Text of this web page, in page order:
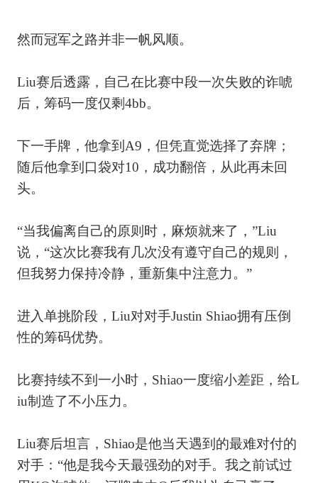
然而冠军之路并非一帆风顺。
Liu赛后透露，自己在比赛中段一次失败的诈唬
后，筹码一度仅剩4bb。
下一手牌，他拿到A9，但凭直觉选择了弃牌；
随后他拿到口袋对10，成功翻倍，从此再未回
头。
“当我偏离自己的原则时，麻烦就来了，”Liu
说，“这次比赛我有几次没有遵守自己的规则，
但我努力保持冷静，重新集中注意力。”
进入单挑阶段，Liu对对手Justin Shiao拥有压倒
性的筹码优势。
比赛持续不到一小时，Shiao一度缩小差距，给L
iu制造了不小压力。
Liu赛后坦言，Shiao是他当天遇到的最难对付的
对手：“他是我今天最强劲的对手。我之前试过